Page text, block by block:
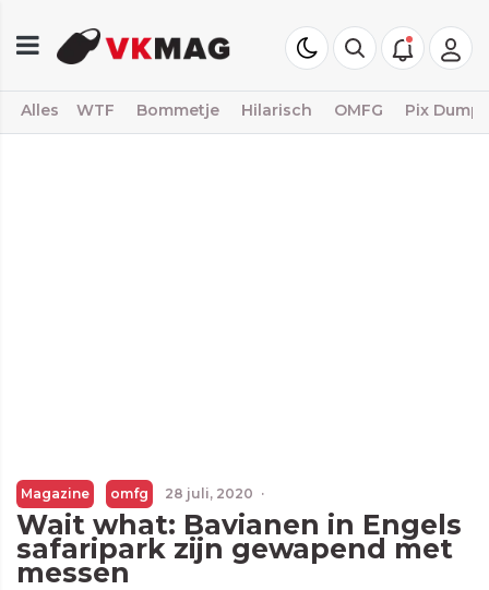
Alles WTF Bommetje Hilarisch OMFG Pix Dump
Magazine omfg 28 juli, 2020 ·
Wait what: Bavianen in Engels
safaripark zijn gewapend met
messen